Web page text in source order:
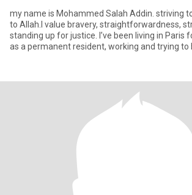
my name is Mohammed Salah Addin. striving
to Allah.I value bravery, straightforwardness,
standing up for justice. I’ve been living in Paris
as a permanent resident, working and trying to